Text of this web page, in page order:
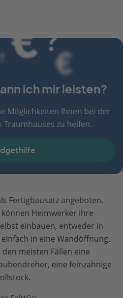
ich mir leisten?
Möglichkeiten Ihnen bei der
Traumhauses zu helfen.
Fertigbausatz angeboten.
Heimwerker ihre
einbauen, entweder in
in eine Wandöffnung.
meisten Fällen eine
eine feinzahnige